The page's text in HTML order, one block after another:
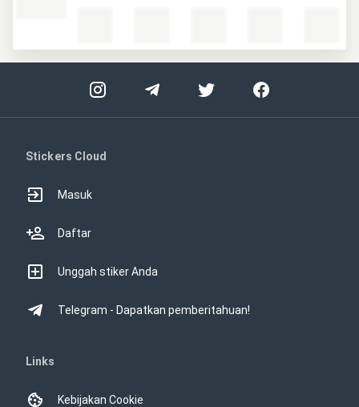
Stickers Cloud
Masuk
Daftar
Unggah stiker Anda
Telegram - Dapatkan pemberitahuan!
Links
Kebijakan Cookie